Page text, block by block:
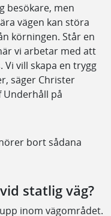
besökare, men
vägen kan störa
körningen. Står en
vi arbetar med att
Vi vill skapa en trygg
säger Christer
Underhåll på
bort sådana
statlig väg?
inom vägområdet.